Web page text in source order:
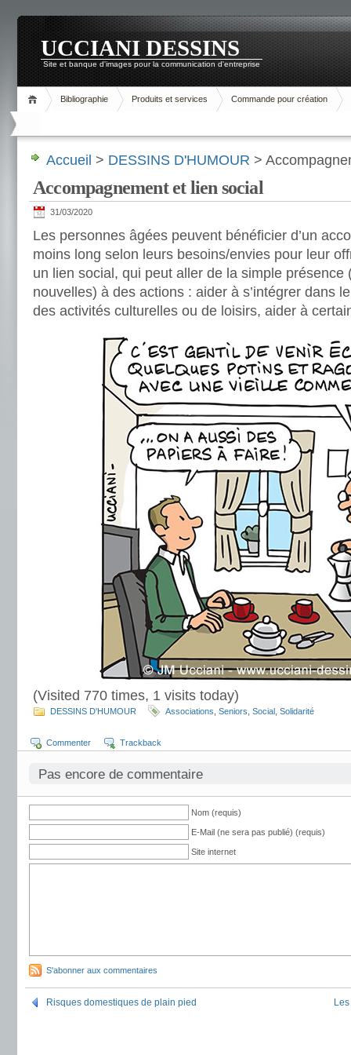
UCCIANI DESSINS
Site et banque d'images pour la communication d'entreprise
Bibliographie Produits et services Commande pour création
Accueil > DESSINS D'HUMOUR >
Accompagnement et lien social
31/03/2020
Les personnes âgées peuvent bénéficier d’un
moins long selon leurs besoins/envies pour leur
un lien social, qui peut aller de la simple présence
nouvelles) à des actions : aider à s’intégrer dans
des activités culturelles ou de loisirs, aider à
(Visited 770 times, 1 visits today)
DESSINS D'HUMOUR Associations Seniors Social Solidarité
Commenter Trackback
Pas encore de commentaire
Nom (requis)
E-Mail (ne sera pas publié) (requis)
Site internet
S'abonner aux commentaires
Risques domestiques de plain pied